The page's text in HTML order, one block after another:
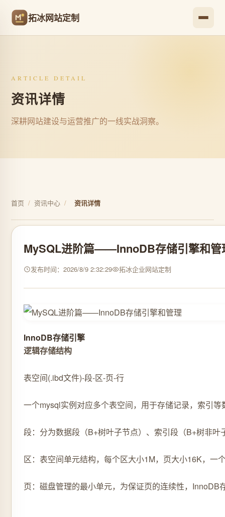
拓冰网站定制
ARTICLE DETAIL
资讯详情
深耕网站建设与运营推广的一线实战洞察。
首页 / 资讯中心 / 资讯详情
MySQL进阶篇——InnoDB存储引擎和管
发布时间：2026/8/9 2:32:29 拓冰企业网站定制
InnoDB存储引擎
逻辑存储结构
表空间(.ibd文件)-段-区-页-行
一个mysql实例对应多个表空间，用于存储记录，索引等
段：分为数据段（B+树叶子节点）、索引段（B+树非叶
区：表空间单元结构，每个区大小1M，页大小16K，一
页：磁盘管理的最小单元，为保证页的连续性，InnoDB